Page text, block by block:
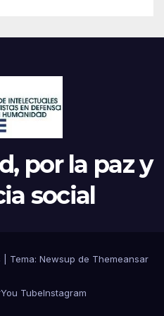
por la paz y
social
Tema: Newsup de Themeansar
You TubeInstagram